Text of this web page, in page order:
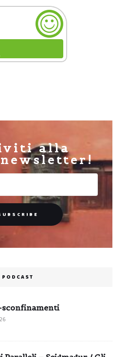
alla
PODCAST